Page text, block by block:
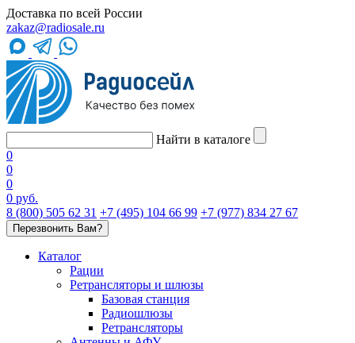
Доставка по всей России
zakaz@radiosale.ru
Найти в каталоге
0
0
0
0 руб.
8 (800) 505 62 31 +7 (495) 104 66 99 +7 (977) 834 27 67
Перезвонить Вам?
Каталог
Рации
Ретрансляторы и шлюзы
Базовая станция
Радиошлюзы
Ретрансляторы